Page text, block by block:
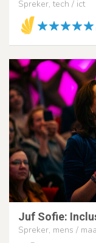
Spreker, tech / ict
Juf Sofie:
Spreker, mens /